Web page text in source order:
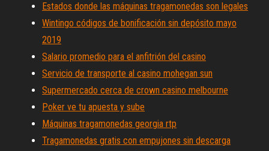
Estados donde las máquinas tragamonedas son legales
Wintingo códigos de bonificación sin depósito mayo
2019
Salario promedio para el anfitrión del casino
Servicio de transporte al casino mohegan sun
Supermercado cerca de crown casino melbourne
Poker ve tu apuesta y sube
Máquinas tragamonedas georgia rtp
Tragamonedas gratis con empujones sin descarga